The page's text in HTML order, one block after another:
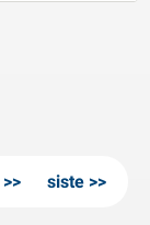
siste